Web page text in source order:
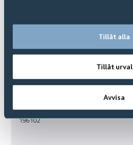
Tillåt alla
Tillåt urval
Avvisa
Overgangslist Raw (CS26) 93cm
196102